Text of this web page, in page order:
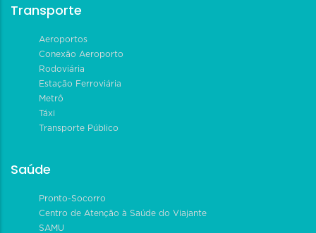
Transporte
Aeroportos
Conexão Aeroporto
Rodoviária
Estação Ferroviária
Metrô
Táxi
Transporte Público
Saúde
Pronto-Socorro
Centro de Atenção à Saúde do Viajante
SAMU